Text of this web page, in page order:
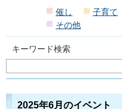
催し
子育て
その他
キーワード検索
2025年6月のイベント